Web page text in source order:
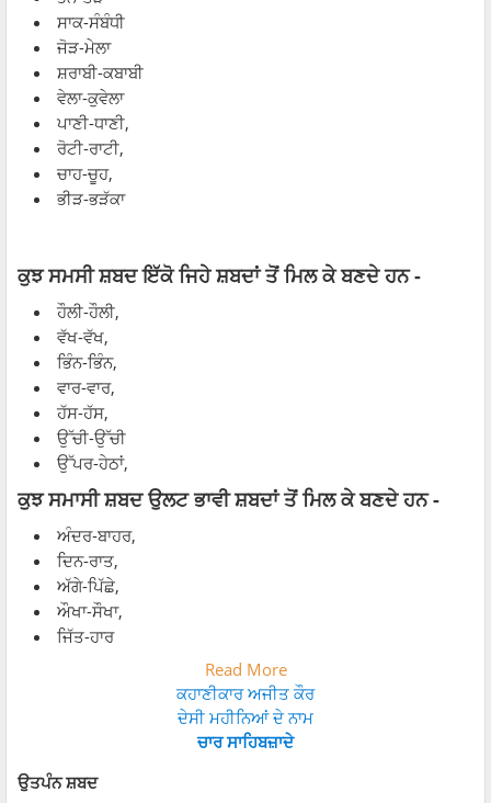
ਸਾਕ-ਸੰਬੰਧੀ
ਜੋੜ-ਮੇਲਾ
ਸ਼ਰਾਬੀ-ਕਬਾਬੀ
ਵੇਲਾ-ਕੁਵੇਲਾ
ਪਾਣੀ-ਧਾਣੀ,
ਰੋਟੀ-ਰਾਟੀ,
ਚਾਹ-ਚੂਹ,
ਭੀੜ-ਭੜੱਕਾ
ਕੁਝ ਸਮਸੀ ਸ਼ਬਦ ਇੱਕੋ ਜਿਹੇ ਸ਼ਬਦਾਂ ਤੋਂ ਮਿਲ ਕੇ ਬਣਦੇ ਹਨ -
ਹੌਲੀ-ਹੌਲੀ,
ਵੱਖ-ਵੱਖ,
ਭਿੰਨ-ਭਿੰਨ,
ਵਾਰ-ਵਾਰ,
ਹੱਸ-ਹੱਸ,
ਉੱਚੀ-ਉੱਚੀ
ਉੱਪਰ-ਹੇਠਾਂ,
ਕੁਝ ਸਮਾਸੀ ਸ਼ਬਦ ਉਲਟ ਭਾਵੀ ਸ਼ਬਦਾਂ ਤੋਂ ਮਿਲ ਕੇ ਬਣਦੇ ਹਨ -
ਅੰਦਰ-ਬਾਹਰ,
ਦਿਨ-ਰਾਤ,
ਅੱਗੇ-ਪਿੱਛੇ,
ਔਖਾ-ਸੌਖਾ,
ਜਿੱਤ-ਹਾਰ
Read More
ਕਹਾਣੀਕਾਰ ਅਜੀਤ ਕੌਰ
ਦੇਸੀ ਮਹੀਨਿਆਂ ਦੇ ਨਾਮ
ਚਾਰ ਸਾਹਿਬਜ਼ਾਦੇ
ਉਤਪੰਨ ਸ਼ਬਦ